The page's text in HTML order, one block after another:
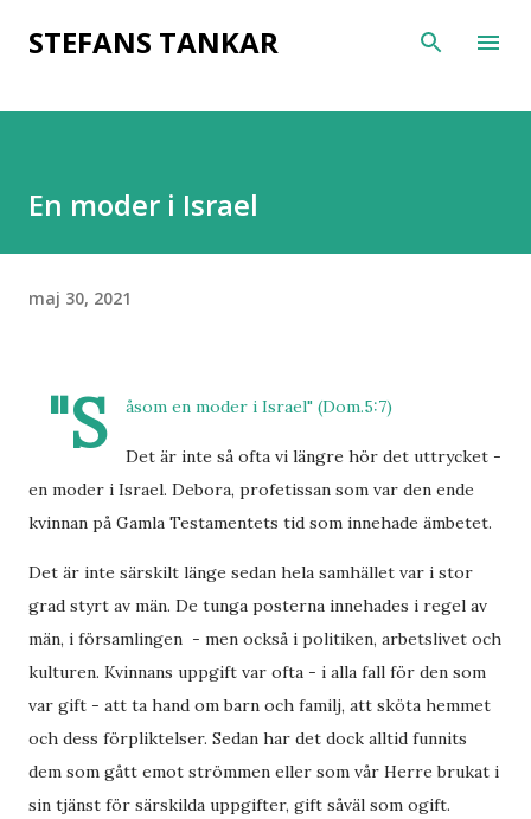
Fortsätt till huvudinnehåll
STEFANS TANKAR
En moder i Israel
maj 30, 2021
"S åsom en moder i Israel" (Dom.5:7)
Det är inte så ofta vi längre hör det uttrycket -
en moder i Israel. Debora, profetissan som var den ende
kvinnan på Gamla Testamentets tid som innehade ämbetet.
Det är inte särskilt länge sedan hela samhället var i stor
grad styrt av män. De tunga posterna innehades i regel av
män, i församlingen - men också i politiken, arbetslivet och
kulturen. Kvinnans uppgift var ofta - i alla fall för den som
var gift - att ta hand om barn och familj, att sköta hemmet
och dess förpliktelser. Sedan har det dock alltid funnits
dem som gått emot strömmen eller som vår Herre brukat i
sin tjänst för särskilda uppgifter, gift såväl som ogift.